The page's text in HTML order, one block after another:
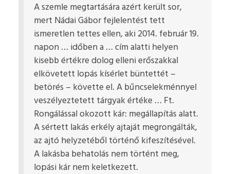
A szemle megtartására azért került sor,
mert Nádai Gábor fejlelentést tett
ismeretlen tettes ellen, aki 2014. február 19.
napon … időben a … cím alatti helyen
kisebb értékre dolog elleni erőszakkal
elkövetett lopás kísérlet büntettét –
betörés – követte el. A bűncselekménnyel
veszélyeztetett tárgyak értéke … Ft.
Rongálással okozott kár: megállapítás alatt.
A sértett lakás erkély ajtaját megrongálták,
az ajtó helyzetéből történő kifeszítésével.
A lakásba behatolás nem történt meg,
lopási kár nem keletkezett.